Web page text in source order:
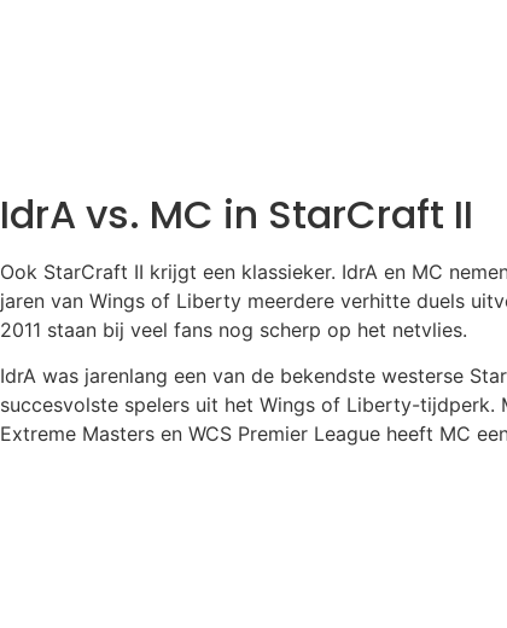
IdrA vs. MC in StarCraft II
Ook StarCraft II krijgt een klassieker. IdrA en MC
jaren van Wings of Liberty meerdere verhitte duels
2011 staan bij veel fans nog scherp op het netvlies.
IdrA was jarenlang een van de bekendste westerse
succesvolste spelers uit het Wings of Liberty-tijdperk.
Extreme Masters en WCS Premier League heeft MC